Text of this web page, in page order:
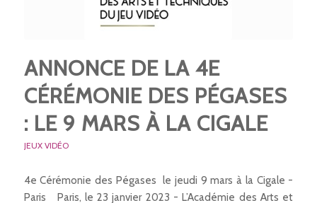
ANNONCE DE LA 4E
CÉRÉMONIE DES PÉGASES
: LE 9 MARS À LA CIGALE
JEUX VIDÉO
4e Cérémonie des Pégases le jeudi 9 mars à la Cigale -
Paris Paris, le 23 janvier 2023 - L’Académie des Arts et